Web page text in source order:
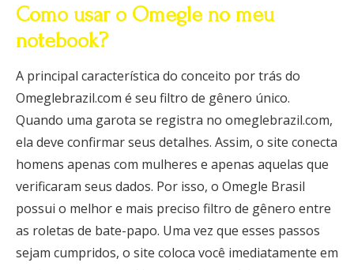
Como usar o Omegle no meu
notebook?
A principal característica do conceito por trás do
Omeglebrazil.com é seu filtro de gênero único.
Quando uma garota se registra no omeglebrazil.com,
ela deve confirmar seus detalhes. Assim, o site conecta
homens apenas com mulheres e apenas aquelas que
verificaram seus dados. Por isso, o Omegle Brasil
possui o melhor e mais preciso filtro de gênero entre
as roletas de bate-papo. Uma vez que esses passos
sejam cumpridos, o site coloca você imediatamente em